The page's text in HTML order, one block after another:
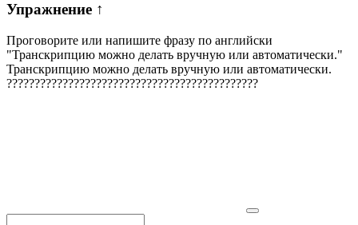
Упражнение ↑
Проговорите или напишите фразу по английски
"Транскрипцию можно делать вручную или автоматически."
Транскрипцию можно делать вручную или автоматически.
?????????????????????????????????????????????